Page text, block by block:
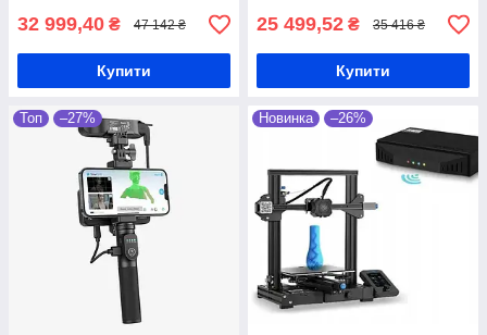
32 999,40 ₴ 47 142 ₴
Купити
25 499,52 ₴ 35 416 ₴
Купити
Топ –27% Новинка –26%